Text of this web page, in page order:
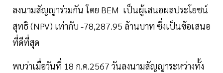
ลงนามสัญญาร่วมกัน โดย BEM เป็นผู้เสนอผลประโยชน์
สุทธิ (NPV) เท่ากับ -78,287.95 ล้านบาท ซึ่งเป็นข้อเสนอ
ที่ดีที่สุด
พบว่าเมื่อวันที่ 18 ก.ค.2567 วันลงนามสัญญาระหว่างทั้ง